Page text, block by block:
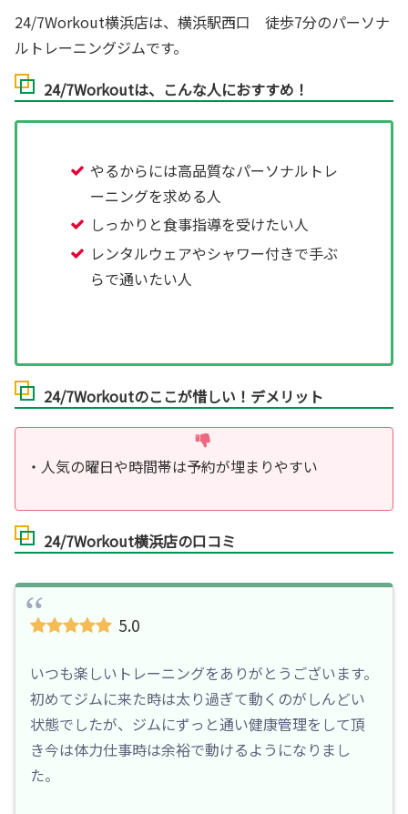
24/7Workout横浜店は、横浜駅西口 徒歩7分のパーソナ
ルトレーニングジムです。
24/7Workoutは、こんな人におすすめ！
やるからには高品質なパーソナルトレ
ーニングを求める人
しっかりと食事指導を受けたい人
レンタルウェアやシャワー付きで手ぶ
らで通いたい人
24/7Workoutのここが惜しい！デメリット
・人気の曜日や時間帯は予約が埋まりやすい
24/7Workout横浜店の口コミ
5.0
いつも楽しいトレーニングをありがとうございます。
初めてジムに来た時は太り過ぎて動くのがしんどい
状態でしたが、ジムにずっと通い健康管理をして頂
き今は体力仕事時は余裕で動けるようになりまし
た。